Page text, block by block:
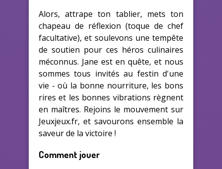
Alors, attrape ton tablier, mets ton
chapeau de réflexion (toque de chef
facultative), et soulevons une tempête
de soutien pour ces héros culinaires
méconnus. Jane est en quête, et nous
sommes tous invités au festin d'une
vie - où la bonne nourriture, les bons
rires et les bonnes vibrations règnent
en maîtres. Rejoins le mouvement sur
Jeuxjeux.fr, et savourons ensemble la
saveur de la victoire !
Comment jouer